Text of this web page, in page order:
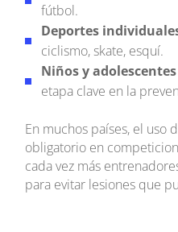
fútbol.
Deportes
ciclismo, skate, esquí.
Niños y
etapa clave en la
En muchos países, el uso
obligatorio en
cada vez más
para evitar lesiones que